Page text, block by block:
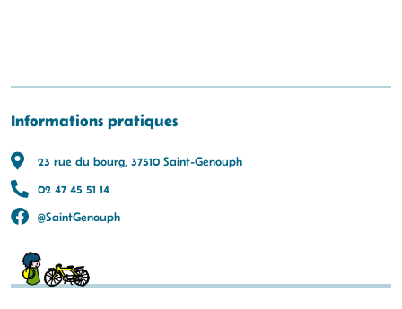
Informations pratiques
23 rue du bourg, 37510 Saint-Genouph
02 47 45 51 14
@SaintGenouph